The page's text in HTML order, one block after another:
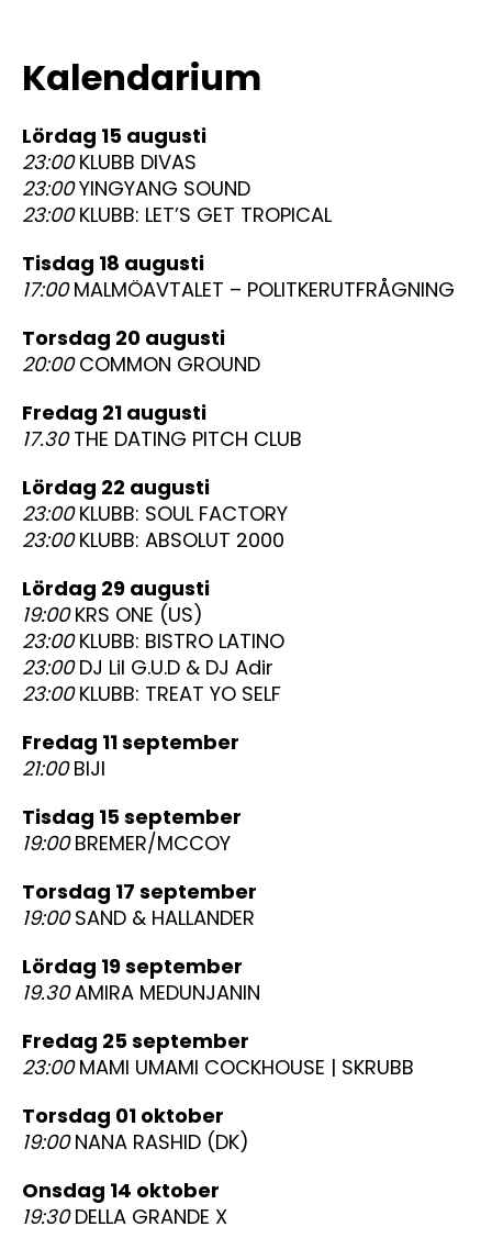
Kalendarium
lördag 15 augusti
23:00KLUBB DIVAS
23:00YINGYANG SOUND
23:00KLUBB: LET’S GET TROPICAL
tisdag 18 augusti
17:00MALMÖAVTALET – POLITKERUTFRÅGNING
torsdag 20 augusti
20:00COMMON GROUND
fredag 21 augusti
17.30THE DATING PITCH CLUB
lördag 22 augusti
23:00KLUBB: SOUL FACTORY
23:00KLUBB: ABSOLUT 2000
lördag 29 augusti
19:00KRS ONE (US)
23:00KLUBB: BISTRO LATINO
23:00DJ Lil G.U.D & DJ Adir
23:00KLUBB: TREAT YO SELF
fredag 11 september
21:00BIJI
tisdag 15 september
19:00BREMER/MCCOY
torsdag 17 september
19:00SAND & HALLANDER
lördag 19 september
19.30AMIRA MEDUNJANIN
fredag 25 september
23:00MAMI UMAMI COCKHOUSE | SKRUBB
torsdag 01 oktober
19:00NANA RASHID (DK)
onsdag 14 oktober
19:30DELLA GRANDE X